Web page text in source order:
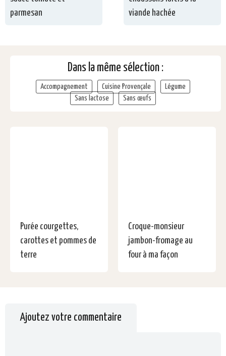
parmesan
viande hachée
Dans la même sélection :
Accompagnement Cuisine Provençale
Légume
Sans lactose
Sans œufs
Purée courgettes,
carottes et pommes de
terre
Croque-monsieur
jambon-fromage au
four à ma façon
Ajoutez votre commentaire